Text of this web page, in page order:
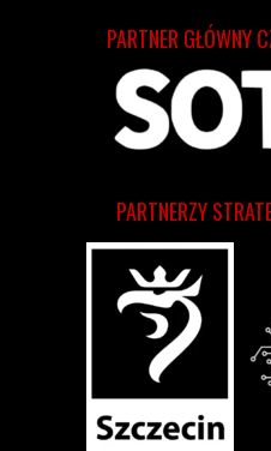
PARTNERZY
PARTNER GŁÓWNY